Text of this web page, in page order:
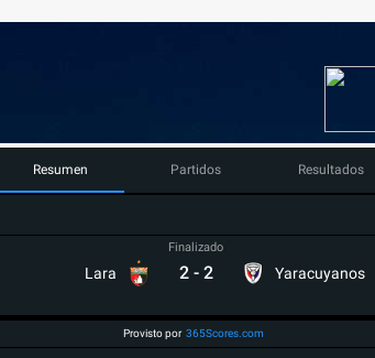
Resumen Partidos Resultados
Lara
Finalizado
2 - 2 Yaracuyanos
Provisto por 365Scores.com